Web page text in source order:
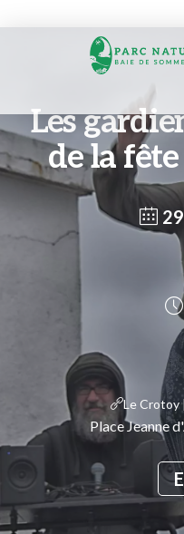
Les
de la
Le Crotoy
Place Jeanne